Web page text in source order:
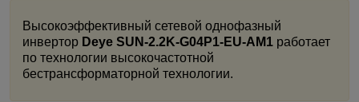
Высокоэффективный сетевой однофазный
инвертор Deye SUN-2.2K-G04P1-EU-AM1 работает
по технологии высокочастотной
бестрансформаторной технологии.